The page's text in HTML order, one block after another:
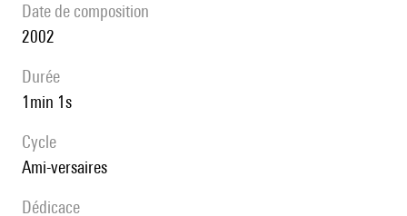
date de composition
2002
durée
1min 1s
Cycle
Ami-versaires
Dédicace